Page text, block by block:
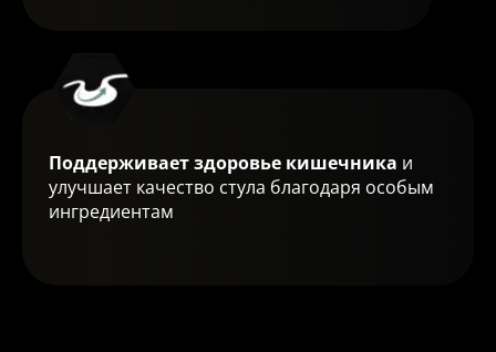
Поддерживает здоровье кишечника и
улучшает качество стула благодаря особым
ингредиентам